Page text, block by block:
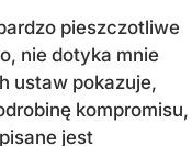
pieszczotliwe
nie dotyka mnie
ustaw pokazuje,
kompromisu,
jest